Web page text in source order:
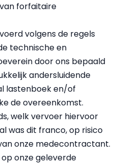
forfaitaire
volgens de regels
technische en
door ons bepaald
andersluidende
lastenboek en/of
de overeenkomst.
welk vervoer hiervoor
was dit franco, op risico
onze medecontractant.
onze geleverde